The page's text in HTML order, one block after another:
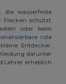
wasserfeste
Flecken schützt.
oder beim
rote
Entdecker.
darunter
Lehrer erheblich